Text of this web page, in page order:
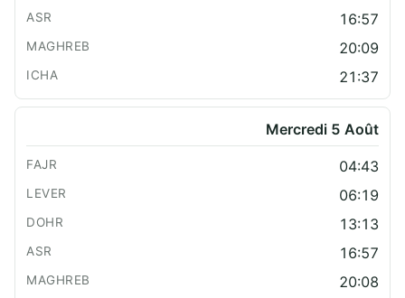
16:57
20:09
21:37
Mercredi 5 Août
04:43
06:19
13:13
16:57
20:08